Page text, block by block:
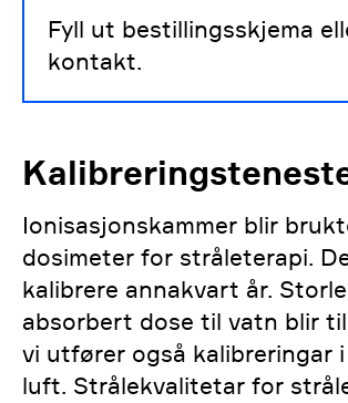
Fyll ut bestillingsskjema
kontakt.
Ionisasjonskammer blir
dosimeter for stråleterapi.
kalibrere annakvart år.
absorbert dose til vatn blir
vi utfører også kalibreringar
luft. Strålekvalitetar for